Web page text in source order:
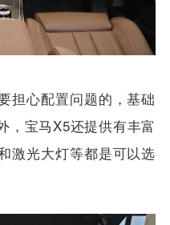
心配置问题的，基础
，宝马X5还提供有丰富